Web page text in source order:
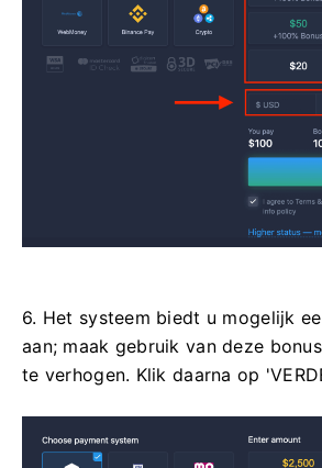
6. Het systeem biedt u mogelijk
aan; maak gebruik van deze
te verhogen. Klik daarna op